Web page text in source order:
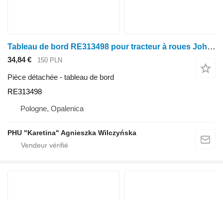
Tableau de bord RE313498 pour tracteur à roues John Deere seria 6000 7000 8000 R
34,84 € 150 PLN
Pièce détachée - tableau de bord
RE313498
Pologne, Opalenica
PHU "Karetina" Agnieszka Wilczyńska